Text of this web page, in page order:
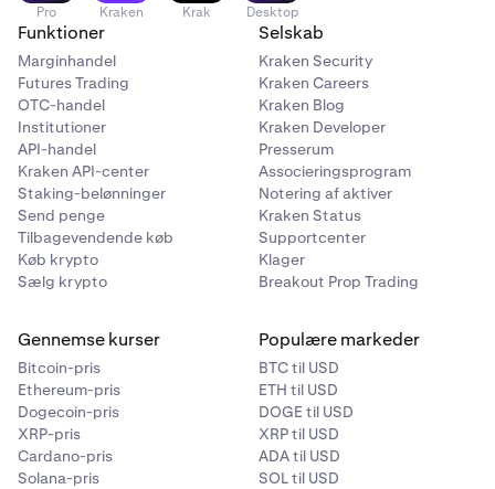
Pro Kraken Krak Desktop
Funktioner
Marginhandel
Futures Trading
OTC-handel
Institutioner
API-handel
Kraken API-center
Staking-belønninger
Send penge
Tilbagevendende køb
Køb krypto
Sælg krypto
Selskab
Kraken Security
Kraken Careers
Kraken Blog
Kraken Developer
Presserum
Associeringsprogram
Notering af aktiver
Kraken Status
Supportcenter
Klager
Breakout Prop Trading
Gennemse kurser
Bitcoin-pris
Ethereum-pris
Dogecoin-pris
XRP-pris
Cardano-pris
Solana-pris
Populære markeder
BTC til USD
ETH til USD
DOGE til USD
XRP til USD
ADA til USD
SOL til USD